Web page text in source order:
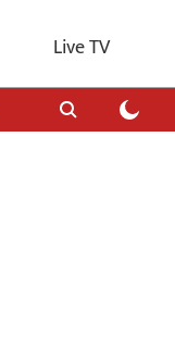
Live TV